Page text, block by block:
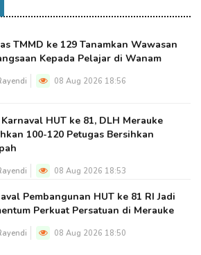
TMMD ke 129 Tanamkan Wawasan
Kepada Pelajar di Wanam
08 Aug 2026 18:56
HUT ke 81, DLH Merauke
100-120 Petugas Bersihkan
08 Aug 2026 18:53
Pembangunan HUT ke 81 RI Jadi
Perkuat Persatuan di Merauke
08 Aug 2026 18:50